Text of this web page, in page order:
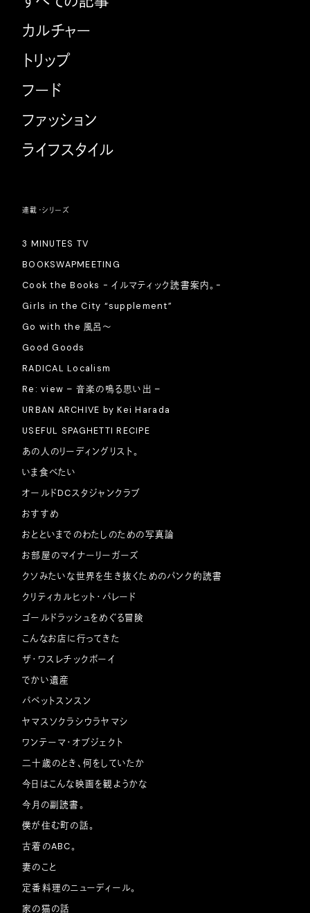
カルチャー
トリップ
フード
ファッション
ライフスタイル
連載・シリーズ
3 MINUTES TV
BOOKSWAPMEETING
Cook the Books - イルマティック読書案内。-
Girls in the City “supplement”
Go with the 風呂〜
Good Goods
RADICAL Localism
Re: view – 音楽の鳴る思い出 –
URBAN ARCHIVE by Kei Harada
USEFUL SPAGHETTI RECIPE
あの人のリーディングリスト。
いま食べたい
オールドDCスタジャンクラブ
おすすめ
おとといまでのわたしのための写真論
お部屋のマイナーリーガーズ
クソみたいな世界を生き抜くためのパンク的読書
クリティカルヒット・パレード
ゴールドラッシュをめぐる冒険
こんなお店に行ってきた
ザ・ワスレチックボーイ
でかい遺産
パペットスンスン
ヤマスソクラシウラヤマシ
ワンテーマ・オブジェクト
二十歳のとき、何をしていたか
今日はこんな映画を観ようかな
今月の副読書。
僕が住む町の話。
古着のABC。
妻のこと
定番料理のニューディール。
家の猫の話